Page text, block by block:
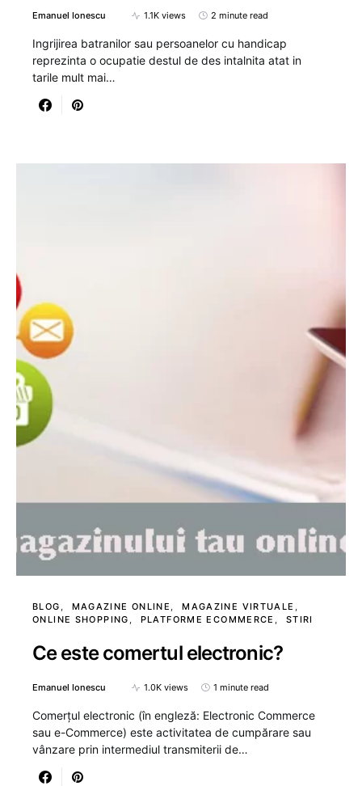
Emanuel Ionescu 1.1K views 2 minute read
Ingrijirea batranilor sau persoanelor cu handicap
reprezinta o ocupatie destul de des intalnita atat in
tarile mult mai…
BLOG MAGAZINE ONLINE
MAGAZINE VIRTUALE
ONLINE SHOPPING
PLATFORME ECOMMERCE STIRI
Ce este comertul electronic?
Emanuel Ionescu 1.0K views 1 minute read
Comerțul electronic (în engleză: Electronic Commerce
sau e-Commerce) este activitatea de cumpărare sau
vânzare prin intermediul transmiterii de…